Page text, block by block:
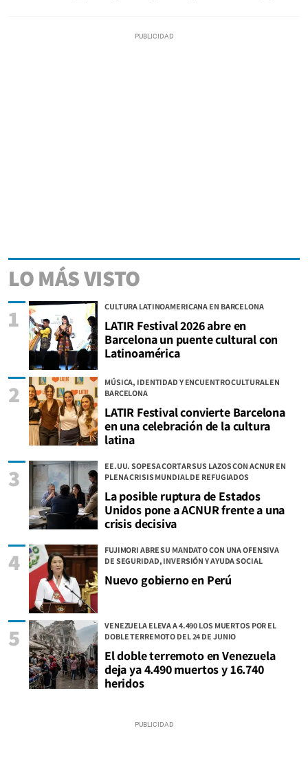
LO MÁS VISTO
CULTURA LATINOAMERICANA EN BARCELONA
LATIR Festival 2026 abre en
Barcelona un puente cultural con
Latinoamérica
1
MÚSICA, IDENTIDAD Y ENCUENTRO CULTURAL EN
BARCELONA
LATIR Festival convierte Barcelona
en una celebración de la cultura
latina
2
EE.UU. SOPESA CORTAR SUS LAZOS CON ACNUR EN
PLENA CRISIS MUNDIAL DE REFUGIADOS
La posible ruptura de Estados
Unidos pone a ACNUR frente a una
crisis decisiva
3
FUJIMORI ABRE SU MANDATO CON UNA OFENSIVA
DE SEGURIDAD, INVERSIÓN Y AYUDA SOCIAL
Nuevo gobierno en Perú
4
VENEZUELA ELEVA A 4.490 LOS MUERTOS POR EL
DOBLE TERREMOTO DEL 24 DE JUNIO
El doble terremoto en Venezuela
deja ya 4.490 muertos y 16.740
heridos
5